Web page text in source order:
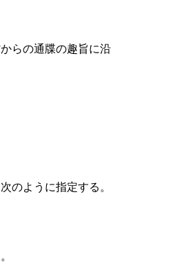
らの通牒の趣旨に沿
のように指定する。